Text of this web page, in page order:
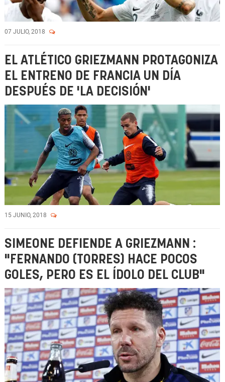
07 JULIO, 2018
EL ATLÉTICO GRIEZMANN PROTAGONIZA
EL ENTRENO DE FRANCIA UN DÍA
DESPUÉS DE 'LA DECISIÓN'
15 JUNIO, 2018
SIMEONE DEFIENDE A GRIEZMANN :
"FERNANDO (TORRES) HACE POCOS
GOLES, PERO ES EL ÍDOLO DEL CLUB"